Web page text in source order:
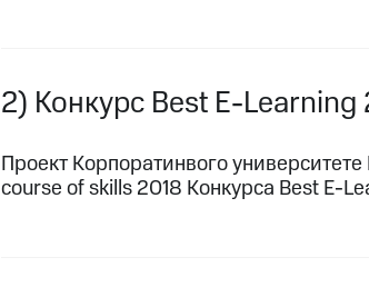
2) Конкурс Best E-Learning
Проект Корпоратинвого
course of skills 2018 Конкурса BestE-